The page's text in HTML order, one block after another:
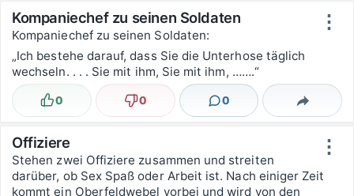
⋮
Kompaniechef zu seinen Soldaten
Kompaniechef zu seinen Soldaten:
„Ich bestehe darauf, dass Sie die Unterhose täglich
wechseln. . . . Sie mit ihm, Sie mit ihm, …….“
Lustig
0 Nicht lustig
0 0
Kommentare Teilen
⋮
Offiziere
Stehen zwei Offiziere zusammen und streiten
darüber, ob Sex Spaß oder Arbeit ist. Nach einiger Zeit
kommt ein Oberfeldwebel vorbei und wird von den